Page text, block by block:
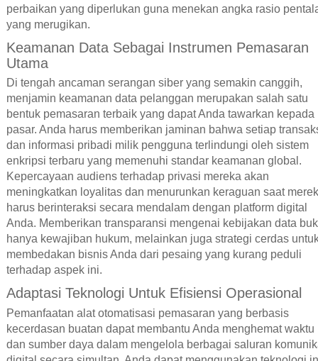
perbaikan yang diperlukan guna menekan angka rasio
yang merugikan.
Keamanan Data Sebagai Instrumen Pemasaran
Utama
Di tengah ancaman serangan siber yang semakin canggih,
menjamin keamanan data pelanggan merupakan salah satu
bentuk pemasaran terbaik yang dapat Anda tawarkan kepada
pasar. Anda harus memberikan jaminan bahwa setiap
dan informasi pribadi milik pengguna terlindungi oleh sistem
enkripsi terbaru yang memenuhi standar keamanan global.
Kepercayaan audiens terhadap privasi mereka akan
meningkatkan loyalitas dan menurunkan keraguan saat
harus berinteraksi secara mendalam dengan platform digital
Anda. Memberikan transparansi mengenai kebijakan data
hanya kewajiban hukum, melainkan juga strategi cerdas
membedakan bisnis Anda dari pesaing yang kurang peduli
terhadap aspek ini.
Adaptasi Teknologi Untuk Efisiensi Operasional
Pemanfaatan alat otomatisasi pemasaran yang berbasis
kecerdasan buatan dapat membantu Anda menghemat waktu
dan sumber daya dalam mengelola berbagai saluran